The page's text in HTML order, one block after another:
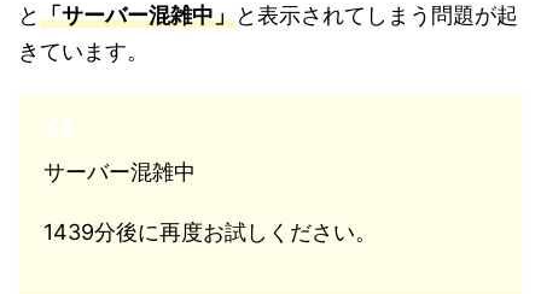
と「サーバー混雑中」と表示されてしまう問題が起
きています。
サーバー混雑中
1439分後に再度お試しください。